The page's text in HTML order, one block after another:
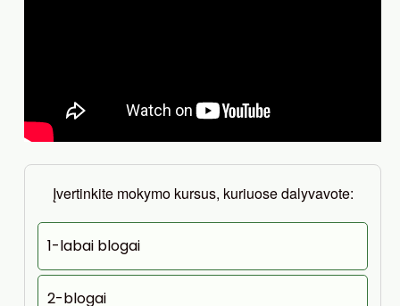
Įvertinkite mokymo kursus, kuriuose dalyvavote:
1-labai blogai
2-blogai